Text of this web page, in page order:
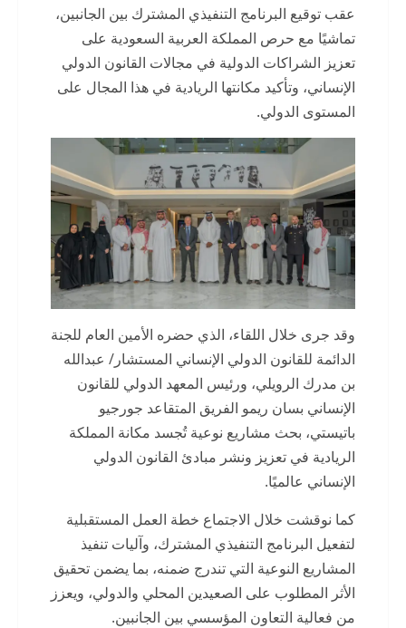
عقب توقيع البرنامج التنفيذي المشترك بين الجانبين،
تماشيًا مع حرص المملكة العربية السعودية على
تعزيز الشراكات الدولية في مجالات القانون الدولي
الإنساني، وتأكيد مكانتها الريادية في هذا المجال على
المستوى الدولي.
وقد جرى خلال اللقاء، الذي حضره الأمين العام للجنة
الدائمة للقانون الدولي الإنساني المستشار/ عبدالله
بن مدرك الرويلي، ورئيس المعهد الدولي للقانون
الإنساني بسان ريمو الفريق المتقاعد جورجيو
باتيستي، بحث مشاريع نوعية تُجسد مكانة المملكة
الريادية في تعزيز ونشر مبادئ القانون الدولي
الإنساني عالميًا.
كما نوقشت خلال الاجتماع خطة العمل المستقبلية
لتفعيل البرنامج التنفيذي المشترك، وآليات تنفيذ
المشاريع النوعية التي تندرج ضمنه، بما يضمن تحقيق
الأثر المطلوب على الصعيدين المحلي والدولي، ويعزز
من فعالية التعاون المؤسسي بين الجانبين.